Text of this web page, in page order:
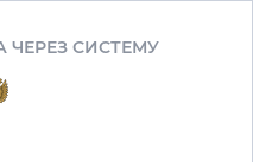
ЧЕРЕЗ СИСТЕМУ